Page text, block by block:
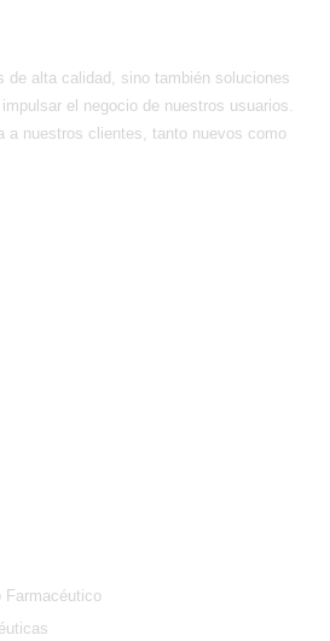
de alta calidad, sino también soluciones
el negocio de nuestros usuarios.
a nuestros clientes, tanto nuevos como
Farmacéutico